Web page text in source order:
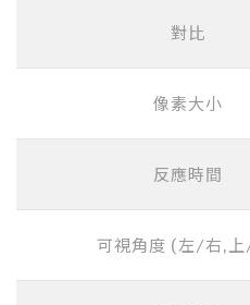
對比
像素大小
反應時間
可視角度 (左/右,